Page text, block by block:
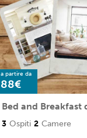
a partire da
88€
3 Ospiti 2 Camere